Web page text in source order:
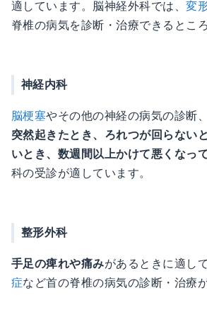
適しています。脳神経外科では、変
脊椎の病気を診断・治療できるとこ
神経内科
脳梗塞やその他の神経の病気の診断
突然起きたとき、ろれつが回らない
いとき、数週間以上かけて悪くなっ
科の受診が適しています。
整形外科
手足の痺れや痛みがあるときに適し
症など首の脊椎の病気の診断・治療